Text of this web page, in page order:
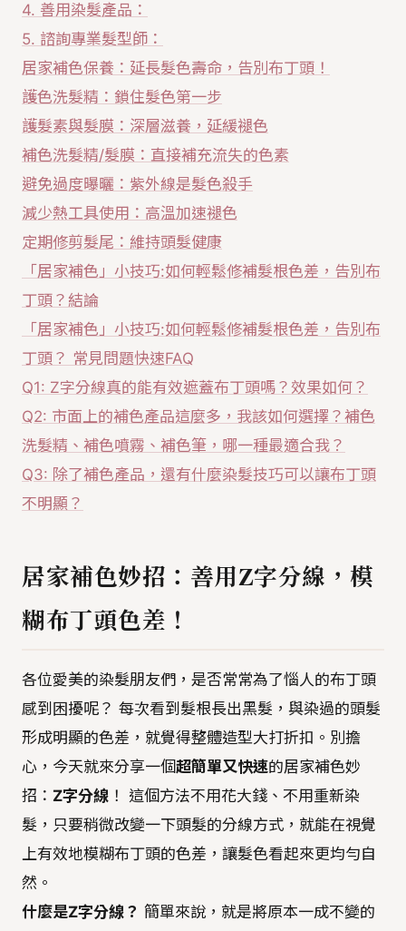
4. 善用染髮產品：
5. 諮詢專業髮型師：
居家補色保養：延長髮色壽命，告別布丁頭！
護色洗髮精：鎖住髮色第一步
護髮素與髮膜：深層滋養，延緩褪色
補色洗髮精/髮膜：直接補充流失的色素
避免過度曝曬：紫外線是髮色殺手
減少熱工具使用：高溫加速褪色
定期修剪髮尾：維持頭髮健康
「居家補色」小技巧:如何輕鬆修補髮根色差，告別布
丁頭？結論
「居家補色」小技巧:如何輕鬆修補髮根色差，告別布
丁頭？ 常見問題快速FAQ
Q1: Z字分線真的能有效遮蓋布丁頭嗎？效果如何？
Q2: 市面上的補色產品這麼多，我該如何選擇？補色
洗髮精、補色噴霧、補色筆，哪一種最適合我？
Q3: 除了補色產品，還有什麼染髮技巧可以讓布丁頭
不明顯？
居家補色妙招：善用Z字分線，模
糊布丁頭色差！
各位愛美的染髮朋友們，是否常常為了惱人的布丁頭
感到困擾呢？ 每次看到髮根長出黑髮，與染過的頭髮
形成明顯的色差，就覺得整體造型大打折扣。別擔
心，今天就來分享一個超簡單又快速的居家補色妙
招： Z字分線 ！ 這個方法不用花大錢、不用重新染
髮，只要稍微改變一下頭髮的分線方式，就能在視覺
上有效地模糊布丁頭的色差，讓髮色看起來更均勻自
然。
什麼是Z字分線？ 簡單來說，就是將原本一成不變的